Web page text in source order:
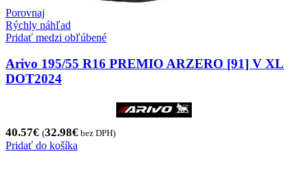
Porovnaj
Rýchly náhľad
Pridať medzi obľúbené
Arivo 195/55 R16 PREMIO ARZERO [91] V XL
DOT2024
40.57€ (32.98€ bez DPH)
Pridať do košíka